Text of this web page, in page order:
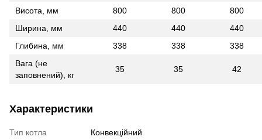
Висота, мм
800 800
800
Ширина, мм
440 440
440
Глибина, мм
338 338
338
Вага (не
заповнений), кг
35 35 42
Характеристики
Тип котла
Конвекційний